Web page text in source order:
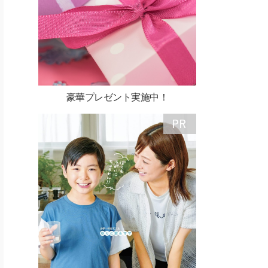
豪華プレゼント実施中！